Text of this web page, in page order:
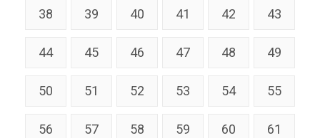
38 39 40 41 42 43
44 45 46 47 48 49
50 51 52 53 54 55
56 57 58 59 60 61